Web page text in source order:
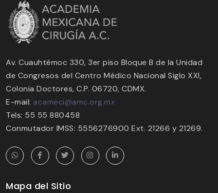
Av. Cuauhtémoc 330, 3er piso Bloque B de la Unidad
de Congresos del Centro Médico Nacional Siglo XXI,
Colonia Doctores, C.P. 06720, CDMX.
E-mail: acameci@amc.org.mx
Tels: 55 55 880458
Conmutador IMSS: 5556276900 Ext. 21266 y 21269.
Mapa del Sitio